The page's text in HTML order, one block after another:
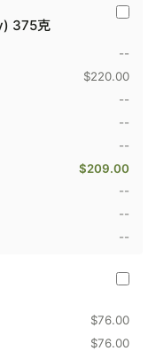
蘭
蜂
漿
Flower
375
克
375克
--
$220.00
--
--
--
$209.00
--
--
--
蘭
Bee
Easy
$76.00
$76.00